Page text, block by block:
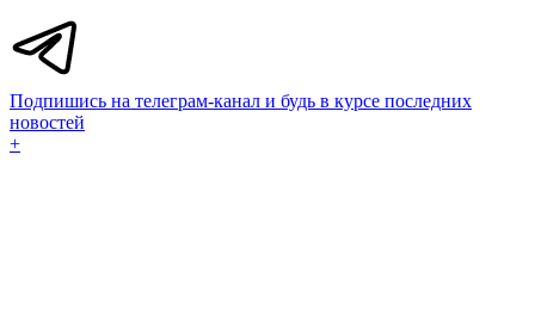
Подпишись на телеграм-канал и будь в курсе последних
новостей
+